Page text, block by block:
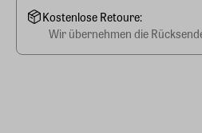
Kostenlose Retoure:
Wir übernehmen die